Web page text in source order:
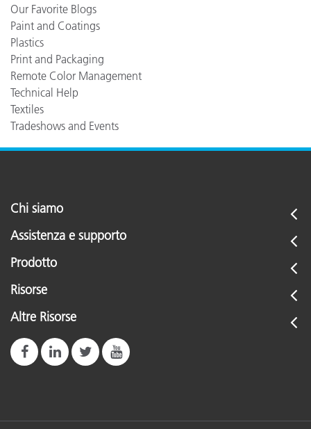
Our Favorite Blogs
Paint and Coatings
Plastics
Print and Packaging
Remote Color Management
Technical Help
Textiles
Tradeshows and Events
Chi siamo
Assistenza e supporto
Prodotto
Risorse
Altre Risorse